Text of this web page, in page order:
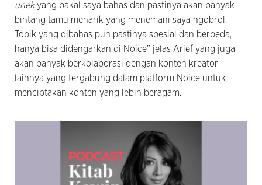
unekyang bakal saya bahas dan pastinya akan banyak
bintang tamu menarik yang menemani saya ngobrol.
Topik yang dibahas pun pastinya spesial dan berbeda,
hanya bisa didengarkan di Noice” jelas Arief yang juga
akan banyak berkolaborasi dengan konten kreator
lainnya yang tergabung dalam platform Noice untuk
menciptakan konten yang lebih beragam.